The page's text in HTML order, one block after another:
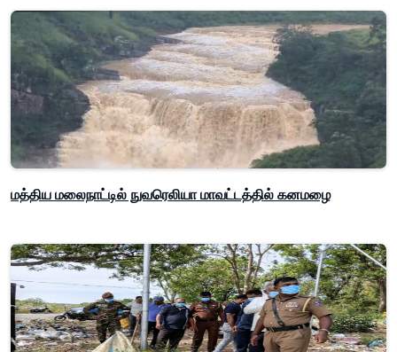
மத்திய மலைநாட்டில் நுவரெலியா மாவட்டத்தில் கனமழை